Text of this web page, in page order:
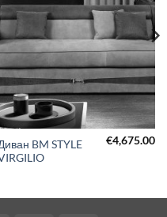
BM STYLE
€4,675.00